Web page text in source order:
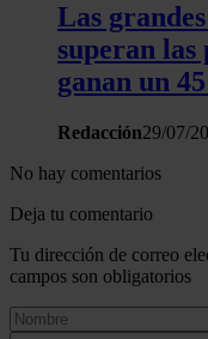
Las
superan las
ganan un
Redacción29/07/
No hay comentarios
Deja tu comentario
Tu dirección de correo
campos son obligatorios